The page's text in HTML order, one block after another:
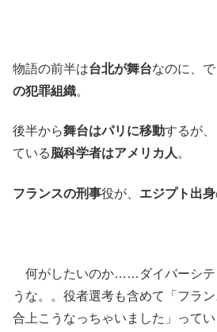
物語の前半は台北が舞台なのに、
の犯罪組織。
後半から舞台はパリに移動するが
ている脳科学者はアメリカ人。
フランスの刑事役が、 エジプト出身
何がしたいのか……ダイバーシテ
うな。。役者選考も含めて「フラ
合上こうなっちゃいました」って